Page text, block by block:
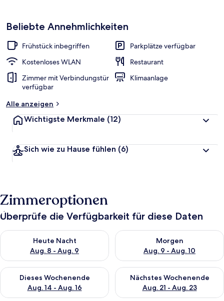
Beliebte Annehmlichkeiten
Frühstück inbegriffen
Parkplätze verfügbar
Kostenloses WLAN
Restaurant
Zimmer mit Verbindungstür
verfügbar
Klimaanlage
Alle anzeigen
Wichtigste Merkmale (12)
Sich wie zu Hause fühlen (6)
Zimmeroptionen
Überprüfe die Verfügbarkeit für diese Daten
Heute Nacht
Aug. 8 - Aug. 9
Überprüfe die Verfügbarkeit für heute Nacht, Aug. 8 - Aug. 9.
Morgen
Aug. 9 - Aug. 10
Überprüfe die Verfügbarkeit
Dieses Wochenende
Aug. 14 - Aug. 16
Überprüfe die Verfügbarkeit für dieses Wochenende, Aug. 14
Nächstes Wochenende
Aug. 21 - Aug. 23
Überprüfe die Verfügbarkeit